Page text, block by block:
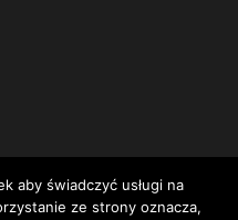
aby świadczyć usługi na
ze strony oznacza,